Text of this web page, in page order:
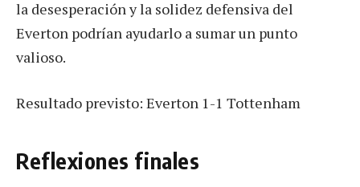
la desesperación y la solidez defensiva del
Everton podrían ayudarlo a sumar un punto
valioso.
Resultado previsto: Everton 1-1 Tottenham
Reflexiones finales